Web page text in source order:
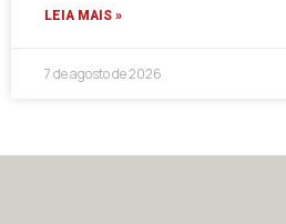
LEIA MAIS »
7 de agosto de 2026